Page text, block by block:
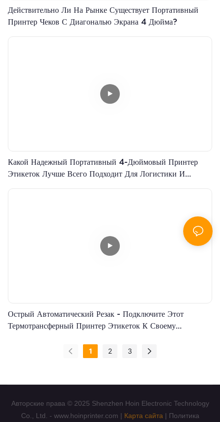
Действительно Ли На Рынке Существует Портативный
Принтер Чеков С Диагональю Экрана 4 Дюйма?
Какой Надежный Портативный 4-Дюймовый Принтер
Этикеток Лучше Всего Подходит Для Логистики И
Острый Автоматический Резак - Подключите Этот
Термотрансферный Принтер Этикеток К Своему
1 2 3
Авторские права © 2025 Shenzhen Hoin Electronic Technology
Co., Ltd. - www.hoinprinter.com | Карта сайта| Политика